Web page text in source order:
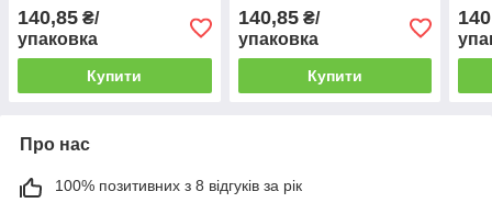
140,85 ₴/
упаковка
Купити
140,85₴/
упаковка
Купити
Про нас
100% позитивних з 8 відгуків за рік